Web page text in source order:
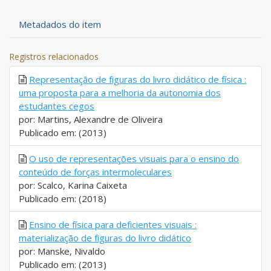
Metadados do item
Registros relacionados
Representação de figuras do livro didático de física :
uma proposta para a melhoria da autonomia dos
estudantes cegos
por: Martins, Alexandre de Oliveira
Publicado em: (2013)
O uso de representações visuais para o ensino do
conteúdo de forças intermoleculares
por: Scalco, Karina Caixeta
Publicado em: (2018)
Ensino de física para deficientes visuais :
materialização de figuras do livro didático
por: Manske, Nivaldo
Publicado em: (2013)